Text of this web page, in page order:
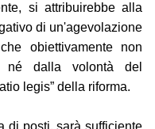
si attribuirebbe alla
di un'agevolazione
obiettivamente non
né dalla volontà del
legis” della riforma.
di posti, sarà sufficiente